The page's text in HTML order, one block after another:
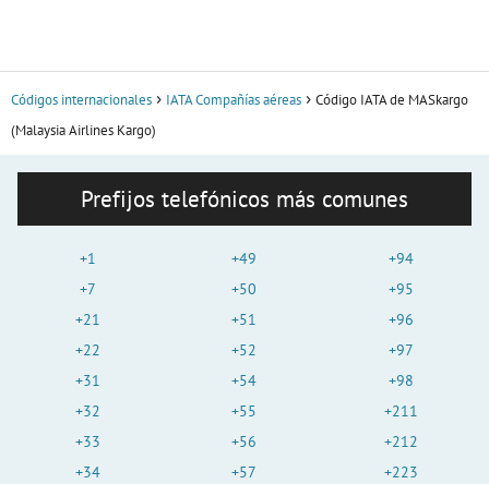
Códigos internacionales IATA Compañías aéreas
Código IATA de MASkargo
(Malaysia Airlines Kargo)
Prefijos telefónicos más comunes
+1
+7
+21
+22
+31
+32
+33
+34
+49
+50
+51
+52
+54
+55
+56
+57
+94
+95
+96
+97
+98
+211
+212
+223